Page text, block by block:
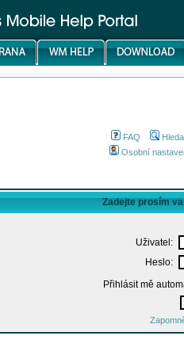
FAQ
Osobní
Zadejte prosím
Uživatel:
Heslo:
Přihlásit mě